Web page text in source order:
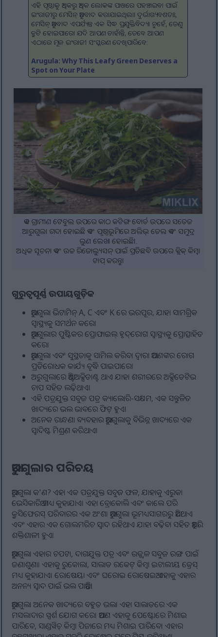
ଏହି ପୃଷ୍ଠାକୁ ଅଧିକରୁ ଅଧିକ ଲୋକଙ୍କ ପାଖରେ ପହଞ୍ଚାଇବା ପାଇଁ
ଇଂରାଜୀରୁ ମେସିନ୍ ଅନୁବାଦ କରାଯାଇଥିଲା। ଦୁର୍ଭାଗ୍ୟବଶତଃ,
ମେସିନ୍ ଅନୁବାଦ ଏପର୍ଯ୍ୟନ୍ତ ଏକ ସିଦ୍ଧ ପ୍ରଯୁକ୍ତିବିଦ୍ୟା ନୁହେଁ, ତେଣୁ
ତ୍ରୁଟି ହୋଇପାରେ। ଯଦି ଆପଣ ଚାହାଁନ୍ତି, ତେବେ ଆପଣ
ଏଠାରେ ମୂଳ ଇଂରାଜୀ ସଂସ୍କରଣ ଦେଖିପାରିବେ:
Arugula: Why This Leafy Green Deserves a
Spot on Your Plate
ଏକ ଗ୍ରାମୀଣ ଟେବୁଲ ଉପରେ କାଠ କଟିଙ୍ଗ ବୋର୍ଡ ଉପରେ ସତେଜ
ଆରୁଗୁଲା ଗଦା ହୋଇଛି ଏବଂ ପୃଷ୍ଠଭୂମିରେ ଅଲିଭ୍ ତେଲ ଏବଂ ସମୁଦ୍ର
ଲୁଣ ଲେଖା ହୋଇଛି।.
ଅଧିକ ସୂଚନା ଏବଂ ଉଚ୍ଚ ରିଜୋଲ୍ୟୁସନ୍ ପାଇଁ ପ୍ରତିଛବି ଉପରେ କ୍ଲିକ୍ କିମ୍ବା
ଟାପ୍ କରନ୍ତୁ।
ଗୁରୁତ୍ୱପୂର୍ଣ୍ଣ ଉପାୟଗୁଡ଼ିକ
ଆରୁଗୁଲା ଭିଟାମିନ୍ A, C ଏବଂ K ରେ ଭରପୂର, ଯାହା ସାମଗ୍ରିକ
ସ୍ୱାସ୍ଥ୍ୟକୁ ସମର୍ଥନ କରେ।
ଆରୁଗୁଲାର ପୁଷ୍ଟିକର ପ୍ରୋଫାଇଲ୍ ହୃଦ୍‌ରୋଗ ସ୍ୱାସ୍ଥ୍ୟକୁ ପ୍ରୋତ୍ସାହିତ
କରେ।
ଆରୁଗୁଲା ଏବଂ ସୁସ୍ଥତାକୁ ସାମିଲ କରିବା ଦ୍ଵାରା ଆପଣଙ୍କର ରୋଗ
ପ୍ରତିରୋଧକ କାର୍ଯ୍ୟ ବୃଦ୍ଧି ପାଇପାରେ।
ଅରୁଗୁଲାରେ ଆଣ୍ଟିଅକ୍ସିଡାଣ୍ଟ ଥାଏ ଯାହା ଶରୀରରେ ଅକ୍ସିଡେଟିଭ
ଚାପ ସହିତ ଲଢ଼ିଥାଏ।
ଏହି ପତ୍ରଯୁକ୍ତ ସବୁଜ ପତ୍ର କ୍ୟାଲୋରି-ସକ୍ଷମ, ଏକ ସନ୍ତୁଳିତ
ଖାଦ୍ୟରେ ଭଲ ଭାବରେ ଫିଟ୍ ହୁଏ।
ଅନେକ ରାନ୍ଧଣା ବ୍ୟବହାର ଆରୁଗୁଲାକୁ ବିଭିନ୍ନ ଖାଦ୍ୟରେ ଏକ
ସ୍ୱାଦିଷ୍ଟ ମିଶ୍ରଣ କରିଥାଏ।
ଆରୁଗୁଲାର ପରିଚୟ
ଆରୁଗୁଲା କ'ଣ? ଏହା ଏକ ପତ୍ରଯୁକ୍ତ ସବୁଜ ଫଳ, ଯାହାକୁ ଏରୁକା
ଭେସିକାରିଆ ମଧ୍ୟ କୁହାଯାଏ। ଏହା ବ୍ରୋକୋଲି ଏବଂ କାଲେ ପରି
କ୍ରୁସିଫେରସ୍ ପରିବାରର ଏକ ଅଂଶ। ଆରୁଗୁଲା ଭୂମଧ୍ୟସାଗରରୁ ଆସିଥାଏ
ଏବଂ ଏହାର ଏକ ଗୋଲମରିଚ ସ୍ୱାଦ ରହିଥାଏ ଯାହା ବଢ଼ିବା ସହିତ ଆହୁରି
ଶକ୍ତିଶାଳୀ ହୁଏ।
ଆରୁଗୁଲା ଏହାର ଚପଟା, ଦାଗଯୁକ୍ତ ପତ୍ର ଏବଂ ଉଜ୍ଜ୍ୱଳ ସବୁଜ ରଙ୍ଗ ପାଇଁ
ଜଣାଶୁଣା। ଏହାକୁ ରୁକୋଲା, ସାଲାଡ ରକେଟ୍ କିମ୍ବା ଇଟାଲୀୟ କ୍ରେସ୍
ମଧ୍ୟ କୁହାଯାଏ। ରୋଷେୟା ଏବଂ ଘରୋଇ ରୋଷେଇଆ ଏହାକୁ ଏହାର
ଅନନ୍ୟ ସ୍ୱାଦ ପାଇଁ ଭଲ ପାଆନ୍ତି।
ଆରୁଗୁଲା ଅନେକ ଖାଦ୍ୟରେ ବହୁତ ଭଲ। ଏହା ସାଲାଡରେ ଏକ
ମସଲାଦାର ସ୍ପର୍ଶ ଯୋଗ କରେ। ଆପଣ ଏହାକୁ ପେଷ୍ଟୋରେ ମିଶାଇ
ପାରିବେ, ସାଣ୍ଡୱିଚ୍ କିମ୍ବା ପିଜାରେ ମଧ୍ୟ ମିଶାଇ ପାରିବେ। ଏହାର